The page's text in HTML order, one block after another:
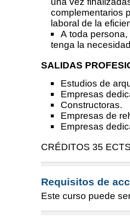
complementarios
laboral de la
A toda
tenga la
SALIDAS
Estudios de
Empresas
Constructoras.
Empresas de
Empresas
CRÉDITOS 35
Requisitos de
Este curso puede